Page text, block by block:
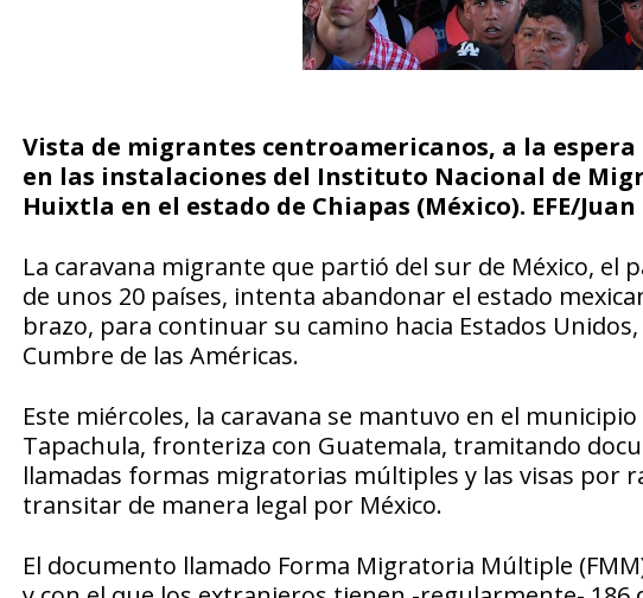
Vista de migrantes centroamericanos, a la
en las instalaciones del Instituto Nacional de
Huixtla en el estado de Chiapas (México). EFE/
La caravana migrante que partió del sur de México, el
de unos 20 países, intenta abandonar el estado
brazo, para continuar su camino hacia Estados
Cumbre de las Américas.
Este miércoles, la caravana se mantuvo en el
Tapachula, fronteriza con Guatemala, tramitando
llamadas formas migratorias múltiples y las visas por
transitar de manera legal por México.
El documento llamado Forma Migratoria Múltiple